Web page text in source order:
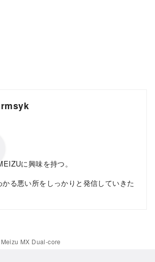
rmsyk
に興味を持つ。
る悪い所をしっかりと発信していきた
Meizu MX Dual-core